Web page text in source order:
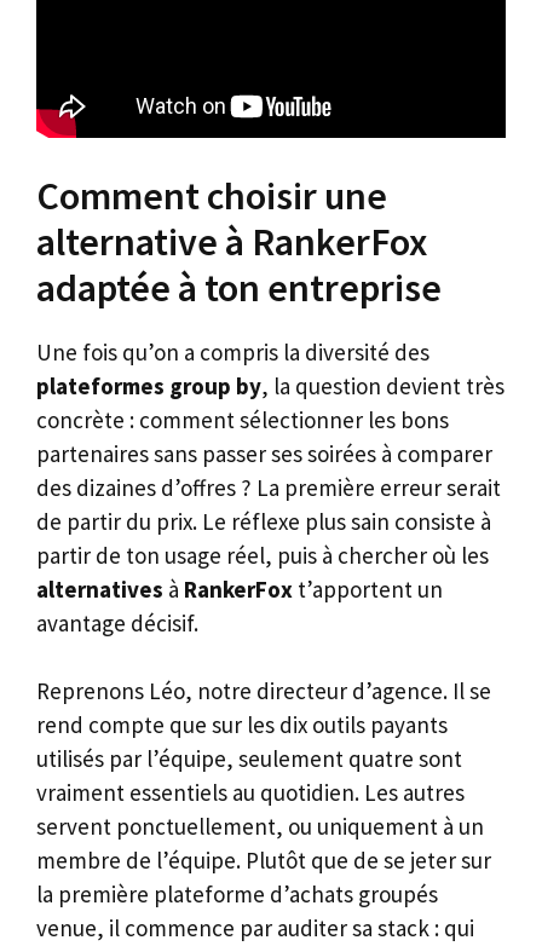
Comment choisir une
alternative à RankerFox
adaptée à ton entreprise
Une fois qu’on a compris la diversité des
plateformes group by, la question devient très
concrète : comment sélectionner les bons
partenaires sans passer ses soirées à comparer
des dizaines d’offres ? La première erreur serait
de partir du prix. Le réflexe plus sain consiste à
partir de ton usage réel, puis à chercher où les
alternatives à RankerFox t’apportent un
avantage décisif.
Reprenons Léo, notre directeur d’agence. Il se
rend compte que sur les dix outils payants
utilisés par l’équipe, seulement quatre sont
vraiment essentiels au quotidien. Les autres
servent ponctuellement, ou uniquement à un
membre de l’équipe. Plutôt que de se jeter sur
la première plateforme d’achats groupés
venue, il commence par auditer sa stack : qui